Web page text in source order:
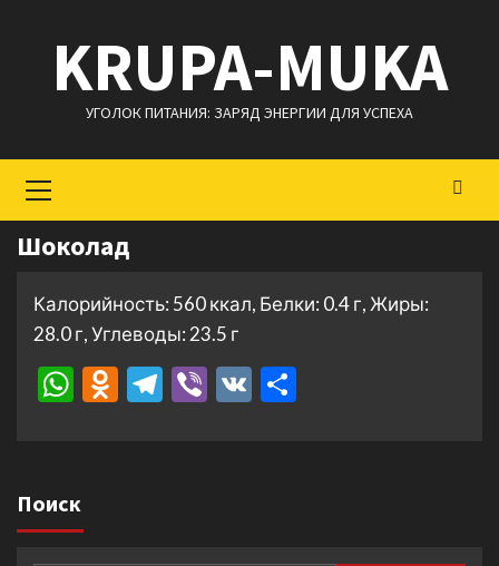
содержимому
KRUPA-MUKA
УГОЛОК ПИТАНИЯ: ЗАРЯД ЭНЕРГИИ ДЛЯ УСПЕХА
меню
Шоколад
Калорийность: 560 ккал, Белки: 0.4 г, Жиры:
28.0 г, Углеводы: 23.5 г
WhatsApp
Odnoklassniki
Telegram
Viber
VK
Поиск